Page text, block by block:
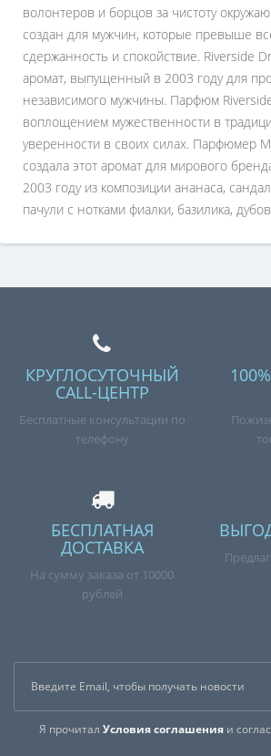
волонтеров и борцов за чистоту
создан для мужчин, которые превыше
сдержанность и спокойствие. Riverside
аромат, выпущенный в 2003 году для
независимого мужчины. Парфюм
воплощением мужественности в
уверенности в своих силах. Парфюмер
создала этот аромат для мирового
2003 году из композиции ананаса,
пачули с нотками фиалки, базилика,
КРУГЛОСУТОЧНЫЙ
CALL-ЦЕНТР
Бесплатные консультации по
телефону
БЕСПЛАТНАЯ
ДОСТАВКА
На сумму заказа от 10000
рублей
Я прочитал Условия соглашенияи